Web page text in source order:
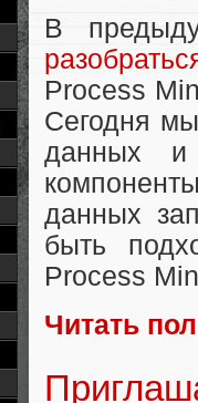
В
Process
Сегодня
данных и
данных
быть
Process
Читать